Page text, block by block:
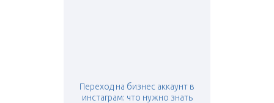
Переход на бизнес аккаунт в
инстаграм: что нужно знать